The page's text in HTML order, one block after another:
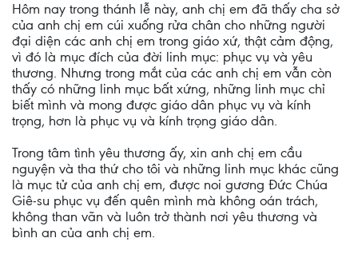
Hôm nay trong thánh lễ này, anh chị em đã thấy cha sở
của anh chị em cúi xuống rửa chân cho những người
đại diện các anh chị em trong giáo xứ, thật cảm động,
vì đó là mục đích của đời linh mục: phục vụ và yêu
thương. Nhưng trong mắt của các anh chị em vẫn còn
thấy có những linh mục bất xứng, những linh mục chỉ
biết mình và mong được giáo dân phục vụ và kính
trọng, hơn là phục vụ và kính trọng giáo dân.
Trong tâm tình yêu thương ấy, xin anh chị em cầu
nguyện và tha thứ cho tôi và những linh mục khác cũng
là mục tử của anh chị em, được noi gương Đức Chúa
Giê-su phục vụ đến quên mình mà không oán trách,
không than vãn và luôn trở thành nơi yêu thương và
bình an của anh chị em.